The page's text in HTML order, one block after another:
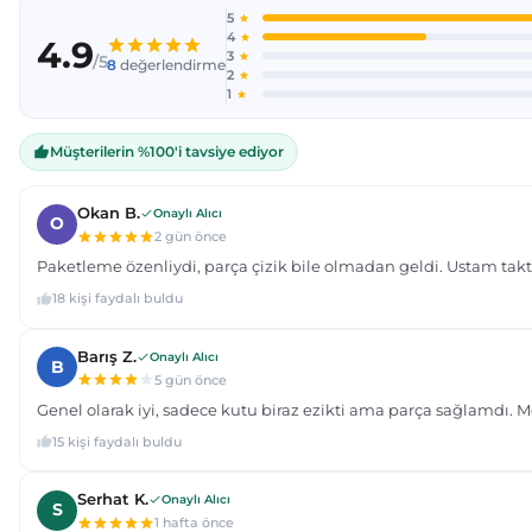
Ürün açıklamasında eksik bilgiler bulunuyor.
Ürün bilgilerinde hatalar bulunuyor.
Ürün fiyatı diğer sitelerden daha pahalı.
Bu ürüne benzer farklı alternatifler olmalı.